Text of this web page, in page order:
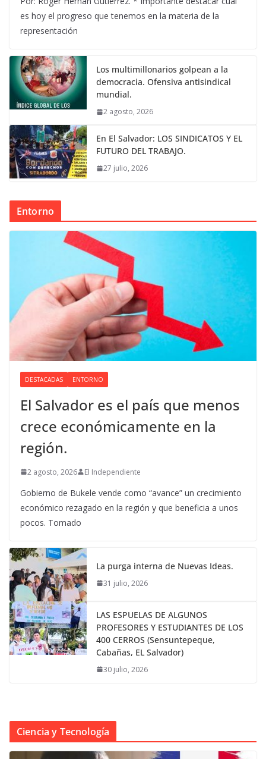
es hoy el progreso que tenemos en la materia de la
representación
Los multimillonarios golpean a la
democracia. Ofensiva antisindical
mundial.
2 agosto, 2026
En El Salvador: LOS SINDICATOS Y EL
FUTURO DEL TRABAJO.
27 julio, 2026
Entorno
DESTACADAS ENTORNO
El Salvador es el país que menos
crece económicamente en la
región.
2 agosto, 2026 El Independiente
Gobierno de Bukele vende como “avance” un crecimiento
económico rezagado en la región y que beneficia a unos
pocos. Tomado
La purga interna de Nuevas Ideas.
31 julio, 2026
LAS ESPUELAS DE ALGUNOS
PROFESORES Y ESTUDIANTES DE LOS
400 CERROS (Sensuntepeque,
Cabañas, EL Salvador)
30 julio, 2026
Ciencia y Tecnología